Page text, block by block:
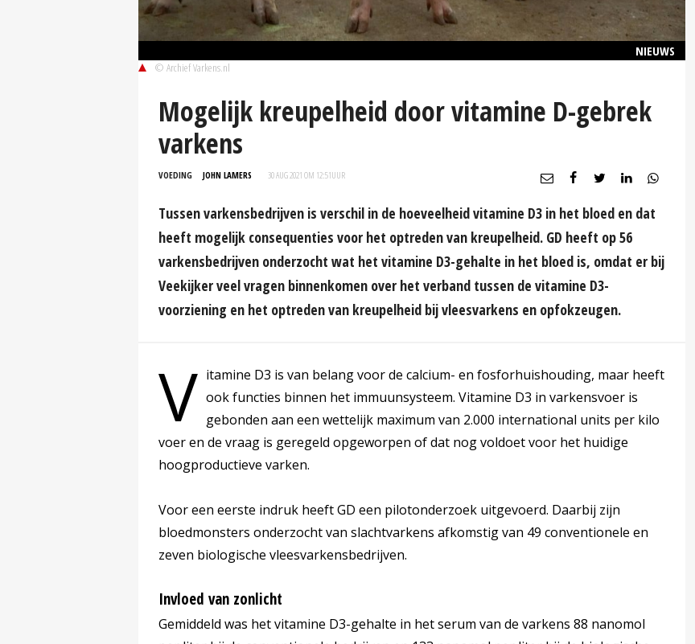
NIEUWS
© Archief Varkens.nl
Mogelijk kreupelheid door vitamine D-gebrek
varkens
VOEDING JOHN LAMERS 30 AUG 2021 OM 12:51UUR
Tussen varkensbedrijven is verschil in de hoeveelheid vitamine D3 in het bloed en dat
heeft mogelijk consequenties voor het optreden van kreupelheid. GD heeft op 56
varkensbedrijven onderzocht wat het vitamine D3-gehalte in het bloed is, omdat er bij
Veekijker veel vragen binnenkomen over het verband tussen de vitamine D3-
voorziening en het optreden van kreupelheid bij vleesvarkens en opfokzeugen.
V itamine D3 is van belang voor de calcium- en fosforhuishouding, maar heeft
ook functies binnen het immuunsysteem. Vitamine D3 in varkensvoer is
gebonden aan een wettelijk maximum van 2.000 international units per kilo
voer en de vraag is geregeld opgeworpen of dat nog voldoet voor het huidige
hoogproductieve varken.
Voor een eerste indruk heeft GD een pilotonderzoek uitgevoerd. Daarbij zijn
bloedmonsters onderzocht van slachtvarkens afkomstig van 49 conventionele en
zeven biologische vleesvarkensbedrijven.
Invloed van zonlicht
Gemiddeld was het vitamine D3-gehalte in het serum van de varkens 88 nanomol